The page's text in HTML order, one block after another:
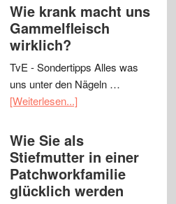
Wie krank macht uns
Gammelfleisch
wirklich?
TvE - Sondertipps Alles was
uns unter den Nägeln …
[Weiterlesen...]
Wie Sie als
Stiefmutter in einer
Patchworkfamilie
glücklich werden